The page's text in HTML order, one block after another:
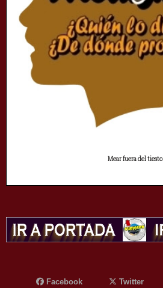
Mear fuera del tiesto
Facebook Twitter